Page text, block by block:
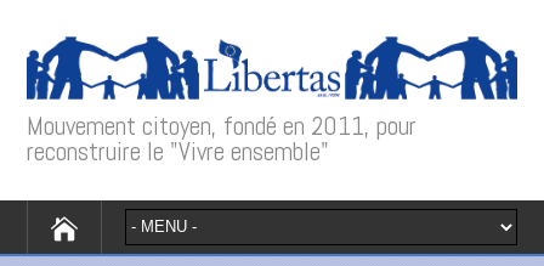
Mouvement citoyen, fondé en 2011, pour
reconstruire le "Vivre ensemble"